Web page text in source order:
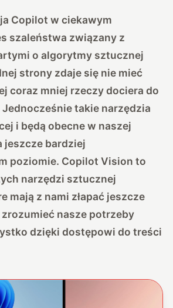
Copilot w ciekawym
szaleństwa związany z
o algorytmy sztucznej
strony zdaje się nie mieć
coraz mniej rzeczy dociera do
takie narzędzia
i będą obecne w naszej
jeszcze bardziej
poziomie. Copilot Vision to
narzędzi sztucznej
mają z nami złapać jeszcze
nasze potrzeby
dzięki dostępowi do treści